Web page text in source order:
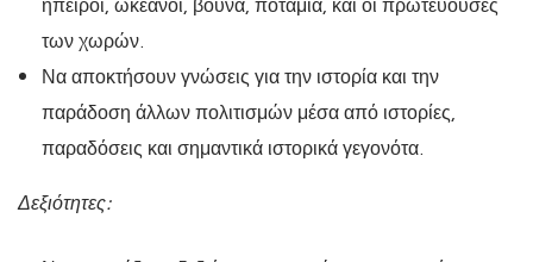
των χωρών.
Να αποκτήσουν γνώσεις για την ιστορία και την
παράδοση άλλων πολιτισμών μέσα από ιστορίες,
παραδόσεις και σημαντικά ιστορικά γεγονότα.
Δεξιότητες: